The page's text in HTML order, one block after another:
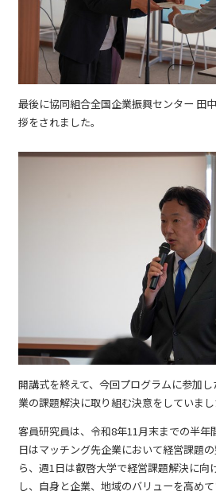
最後に協同組合全国企業振興センター 田
拶をされました。
開講式を終えて、今回プログラムに参加
業の課題解決に取り組む決意をしていまし
客員研究員は、令和8年11月末までの半年
日はマッチング先企業において経営課題
ら、週1日は叡啓大学で経営課題解決に向
し、自身と企業、地域のバリューを高めて